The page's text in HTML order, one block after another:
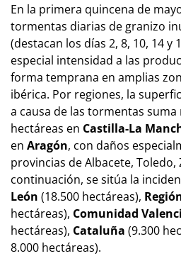
En la primera quincena de
tormentas diarias de granizo
(destacan los días 2, 8, 10, 14 y
especial intensidad a las
forma temprana en amplias
ibérica. Por regiones, la
a causa de las tormentas suma
hectáreas en Castilla-La
en Aragón, con daños
provincias de Albacete, Toledo,
continuación, se sitúa la
León (18.500 hectáreas),
hectáreas), Comunidad
hectáreas), Cataluña (9.300
8.000 hectáreas).